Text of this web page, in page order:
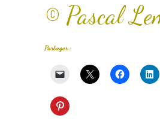
© Pascal
Partager :